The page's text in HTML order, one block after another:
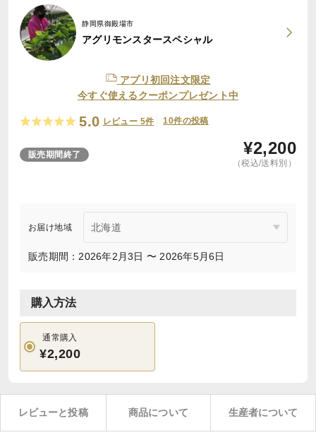
静岡県御殿場市
アグリモンスタースペシャル
アプリ初回注文限定
今すぐ使えるクーポンプレゼント中
5.0 レビュー 5件 10件の投稿
販売期間終了 ¥2,200
（税込/送料別）
お届け地域
販売期間：2026年2月3日 〜 2026年5月6日
購入方法
通常購入
¥2,200
レビューと投稿 商品について 生産者について